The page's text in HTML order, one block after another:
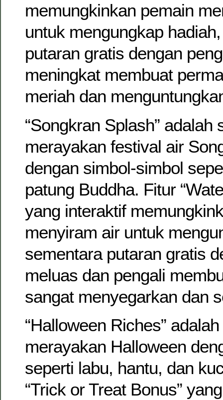
memungkinkan pemain
untuk mengungkap
putaran gratis dengan
meningkat membuat
meriah dan
“Songkran Splash” adalah
merayakan festival air
dengan simbol-simbol
patung Buddha. Fitur
yang interaktif
menyiram air untuk
sementara putaran gratis
meluas dan pengali
sangat menyegarkan dan
“Halloween Riches”
merayakan Halloween
seperti labu, hantu, dan
“Trick or Treat Bonus”